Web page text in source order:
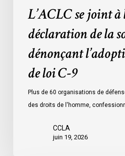
L’ACLC se joint à
déclaration de la
dénonçant
de loi C-9
Plus de 60 organisations de
des droits de l'homme,
CCLA
juin 19, 2026